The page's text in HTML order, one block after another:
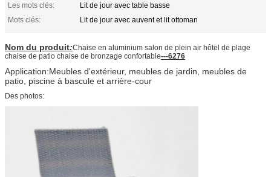
Les mots clés:
Lit de jour avec table basse
Mots clés:
Lit de jour avec auvent et lit ottoman
Nom du produit:Chaise en aluminium salon de plein air hôtel de plage
chaise de patio chaise de bronzage confortable---6276
Application:Meubles d'extérieur, meubles de jardin, meubles de
patio, piscine à bascule et arrière-cour
Des photos: